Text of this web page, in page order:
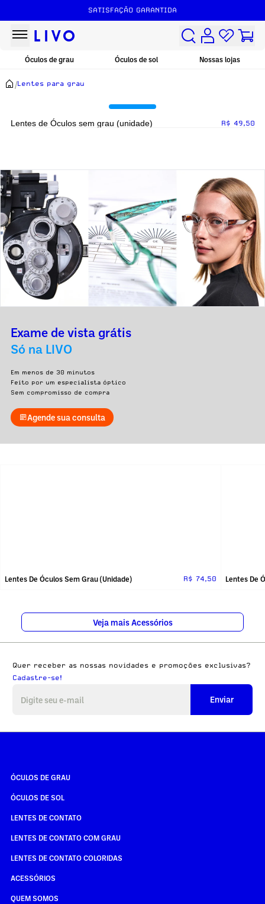
SATISFAÇÃO GARANTIDA
Óculos de grau Óculos de sol Nossas lojas
/Lentes para grau
Lentes de Óculos sem grau (unidade) R$ 49,50
Exame de vista grátis
Só na LIVO
Em menos de 30 minutos
Feito por um especialista óptico
Sem compromisso de compra
Agende sua consulta
Lentes De Óculos Sem Grau (unidade) R$ 74,50 Lentes De
Veja mais Acessórios
Quer receber as nossas novidades e promoções exclusivas?
Cadastre-se!
Enviar
ÓCULOS DE GRAU
ÓCULOS DE SOL
LENTES DE CONTATO
LENTES DE CONTATO COM GRAU
LENTES DE CONTATO COLORIDAS
ACESSÓRIOS
QUEM SOMOS